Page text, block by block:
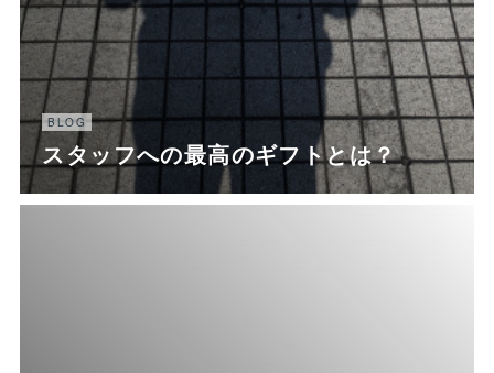
BLOG
スタッフへの最高のギフトとは？